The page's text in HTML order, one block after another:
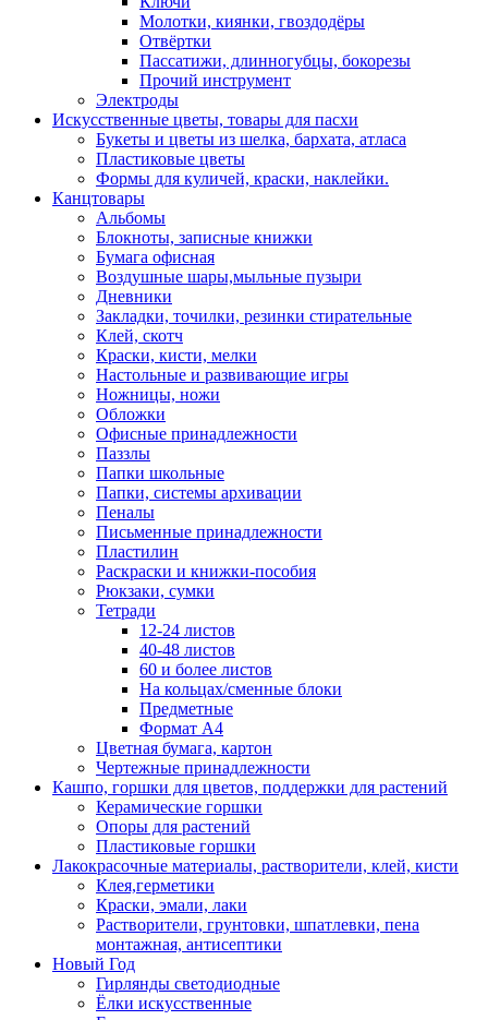
Молотки, киянки, гвоздодёры
Отвёртки
Пассатижи, длинногубцы, бокорезы
Прочий инструмент
Электроды
Искусственные цветы, товары для пасхи
Букеты и цветы из шелка, бархата, атласа
Пластиковые цветы
Формы для куличей, краски, наклейки.
Канцтовары
Альбомы
Блокноты, записные книжки
Бумага офисная
Воздушные шары,мыльные пузыри
Дневники
Закладки, точилки, резинки стирательные
Клей, скотч
Краски, кисти, мелки
Настольные и развивающие игры
Ножницы, ножи
Обложки
Офисные принадлежности
Паззлы
Папки школьные
Папки, системы архивации
Пеналы
Письменные принадлежности
Пластилин
Раскраски и книжки-пособия
Рюкзаки, сумки
Тетради
12-24 листов
40-48 листов
60 и более листов
На кольцах/сменные блоки
Предметные
Формат А4
Цветная бумага, картон
Чертежные принадлежности
Кашпо, горшки для цветов, поддержки для растений
Керамические горшки
Опоры для растений
Пластиковые горшки
Лакокрасочные материалы, растворители, клей, кисти
Клея,герметики
Краски, эмали, лаки
Растворители, грунтовки, шпатлевки, пена
монтажная, антисептики
Новый Год
Гирлянды светодиодные
Ёлки искусственные